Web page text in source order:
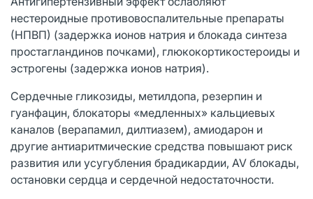
нестероидные противовоспалительные препараты
(НПВП) (задержка ионов натрия и блокада синтеза
простагландинов почками), глюкокортикостероиды и
эстрогены (задержка ионов натрия).
Сердечные гликозиды, метилдопа, резерпин и
гуанфацин, блокаторы «медленных» кальциевых
каналов (верапамил, дилтиазем), амиодарон и
другие антиаритмические средства повышают риск
развития или усугубления брадикардии, AV блокады,
остановки сердца и сердечной недостаточности.